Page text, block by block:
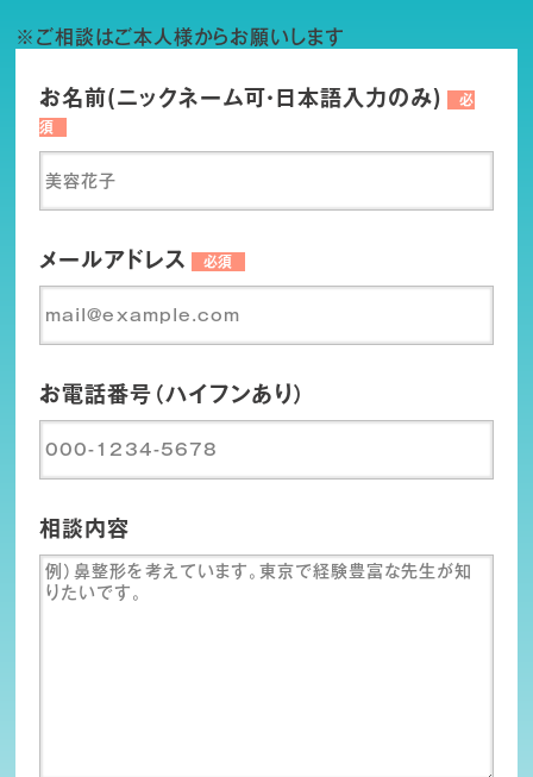
※ご相談はご本人様からお願いします
お名前(ニックネーム可・日本語入力のみ)
必
須
メールアドレス 必須
お電話番号（ハイフンあり）
相談内容